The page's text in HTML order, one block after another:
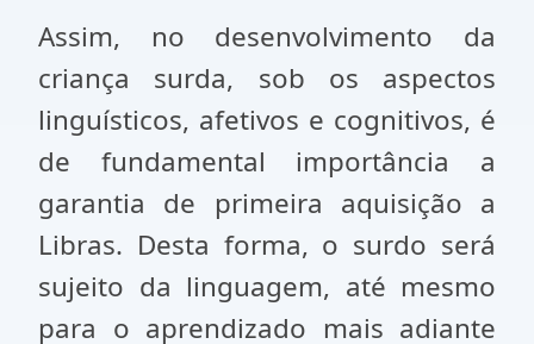
Assim, no desenvolvimento da
criança surda, sob os aspectos
linguísticos, afetivos e cognitivos, é
de fundamental importância a
garantia de primeira aquisição a
Libras. Desta forma, o surdo será
sujeito da linguagem, até mesmo
para o aprendizado mais adiante